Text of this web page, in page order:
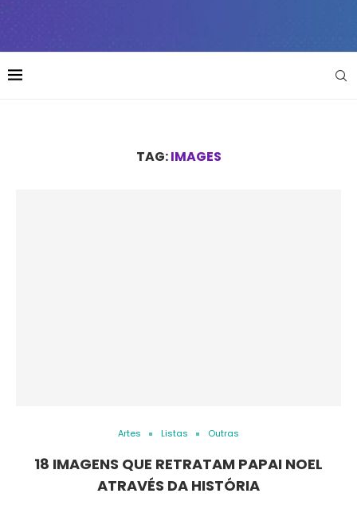
TAG:IMAGES
Artes Listas Outras
18 IMAGENS QUE RETRATAM PAPAI NOEL
ATRAVÉS DA HISTÓRIA